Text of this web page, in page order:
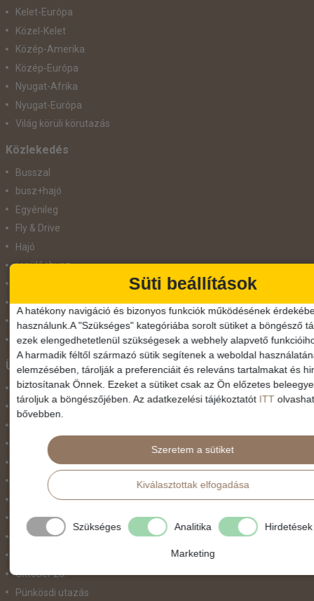
Kelet-Európa
Közel-Kelet
Közép-Amerika
Közép-Európa
Nyugat-Afrika
Nyugat-Európa
Világ körüli körutazás
Közlekedés
Busszal
busz+hajó
Egyénileg
Fly & Drive
Hajó
repülő+busz
Repülővel
Szolgáltatás
Vonat
Ünnepek
Adventi hetek
Húsvét
Karnevál
Két ünnep között
Május 1.
Március 15.
Mikulás
Nőnap
Október 23.
Pünkösdi utazás
Süti beállítások
A hatékony navigáció és bizonyos funkciók működésének
használunk.A "Szükséges" kategóriába sorolt sütiket a böngésző
ezek elengedhetetlenül szükségesek a webhely alapvető
A harmadik féltől származó sütik segítenek a weboldal
elemzésében, tárolják a preferenciáit és releváns tartalmakat és
biztosítanak Önnek. Ezeket a sütiket csak az Ön előzetes
tároljuk a böngészőjében. Az adatkezelési tájékoztatót ITT
bővebben.
Szeretem a sütiket
Kiválasztottak elfogadása
Szükséges Analitika Hirdetések
Marketing